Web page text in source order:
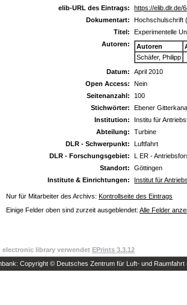
elib-URL des Eintrags:
https://elib.dlr.de/
Dokumentart:
Hochschulschrift
Titel:
Experimentelle
Autoren:
Autoren
Schäfer, Philipp
Datum:
April 2010
Open Access:
Nein
Seitenanzahl:
100
Stichwörter:
Ebener
Institution:
Institu für
Abteilung:
Turbine
DLR - Schwerpunkt:
Luftfahrt
DLR - Forschungsgebiet:
L ER -
Standort:
Göttingen
Institute & Einrichtungen:
Institut für
Nur für Mitarbeiter des Archivs: Kontrollseite des Eintrags
Einige Felder oben sind zurzeit ausgeblendet: Alle Felder
electronic library verwendet EPrints 3.3.12
Copyright © Deutsches Zentrum für Luft- und Raumfahrt